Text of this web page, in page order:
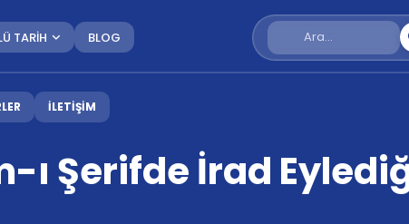
TARİH BLOG
İLETİŞİM
ı Şerifde İrad